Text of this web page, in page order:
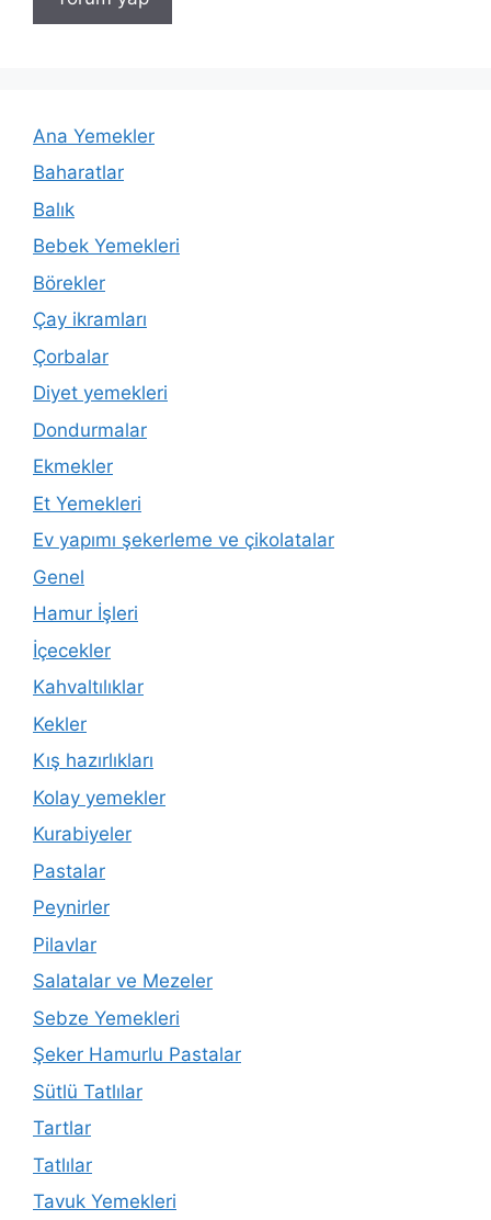
Ana Yemekler
Baharatlar
Balık
Bebek Yemekleri
Börekler
Çay ikramları
Çorbalar
Diyet yemekleri
Dondurmalar
Ekmekler
Et Yemekleri
Ev yapımı şekerleme ve çikolatalar
Genel
Hamur İşleri
İçecekler
Kahvaltılıklar
Kekler
Kış hazırlıkları
Kolay yemekler
Kurabiyeler
Pastalar
Peynirler
Pilavlar
Salatalar ve Mezeler
Sebze Yemekleri
Şeker Hamurlu Pastalar
Sütlü Tatlılar
Tartlar
Tatlılar
Tavuk Yemekleri